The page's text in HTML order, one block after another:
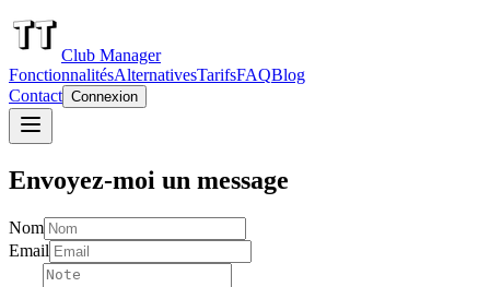
Club Manager
FonctionnalitésAlternativesTarifsFAQBlog
Contact Connexion
Envoyez-moi un message
Nom
Email